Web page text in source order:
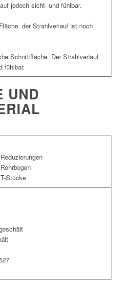
jedoch sicht- und fühlbar.
der Strahlverlauf ist noch
Schnittfläche. Der Strahlverlauf
fühlbar.
UND
Stücke